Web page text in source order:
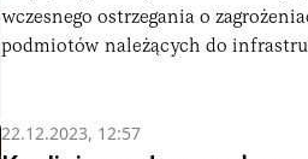
wczesnego ostrzegania o
podmiotów należących do
22.12.2023, 12:57